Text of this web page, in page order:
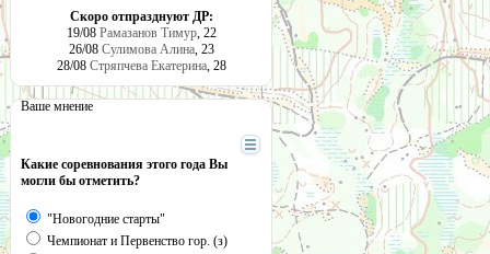
Скоро отпразднуют ДР:
19/08 Рамазанов Тимур, 22
26/08 Сулимова Алина, 23
28/08 Стряпчева Екатерина, 28
Ваше мнение
Какие соревнования этого года Вы
могли бы отметить?
"Новогодние старты"
Чемпионат и Первенство гор. (з)